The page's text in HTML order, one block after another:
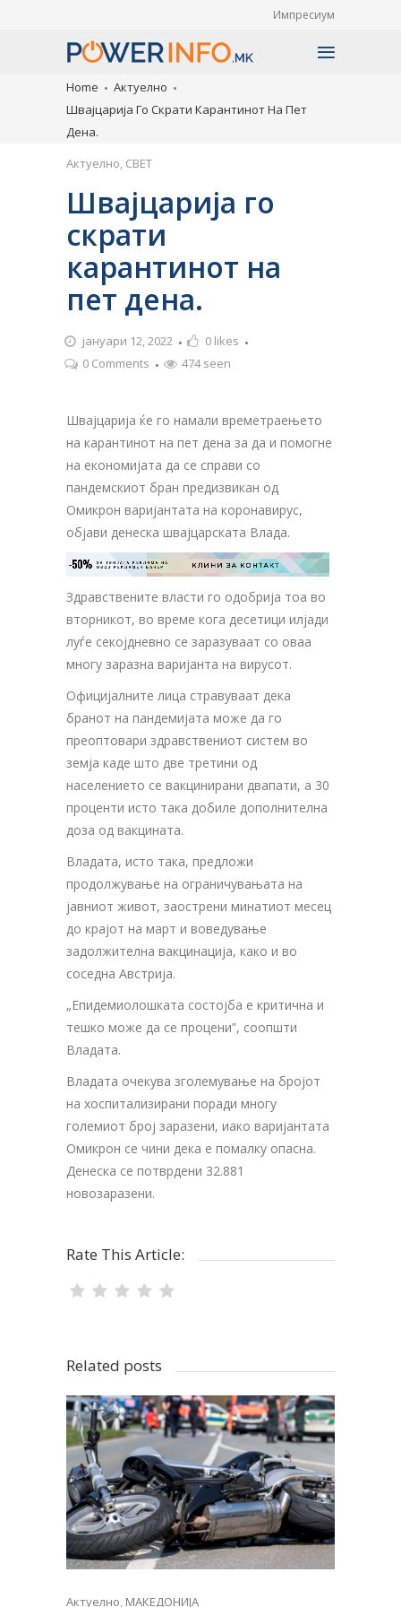
Импресиум
Home
Актуелно
Швајцарија Го Скрати Карантинот На Пет
Дена.
Актуелно, СВЕТ
Швајцарија го
скрати
карантинот на
пет дена.
јануари 12, 2022 0 likes
0 Comments
474 seen
Швајцарија ќе го намали времетраењето
на карантинот на пет дена за да и помогне
на економијата да се справи со
пандемскиот бран предизвикан од
Омикрон варијантата на коронавирус,
објави денеска швајцарската Влада.
-50% ЗА ТВОЈАТА РЕКЛАМА НА
ОВОЈ РЕКЛАМЕН БАНЕР КЛИНИ ЗА КОНТАКТ
Здравствените власти го одобрија тоа во
вторникот, во време кога десетици илјади
луѓе секојдневно се заразуваат со оваа
многу заразна варијанта на вирусот.
Официјалните лица стравуваат дека
бранот на пандемијата може да го
преоптовари здравствениот систем во
земја каде што две третини од
населението се вакцинирани двапати, а 30
проценти исто така добиле дополнителна
доза од вакцината.
Владата, исто така, предложи
продолжување на ограничувањата на
јавниот живот, заострени минатиот месец
до крајот на март и воведување
задолжителна вакцинација, како и во
соседна Австрија.
„Епидемиолошката состојба е критична и
тешко може да се процени”, соопшти
Владата.
Владата очекува зголемување на бројот
на хоспитализирани поради многу
големиот број заразени, иако варијантата
Омикрон се чини дека е помалку опасна.
Денеска се потврдени 32.881
новозаразени.
Rate This Article:
Related posts
Актуелно, МАКЕДОНИЈА